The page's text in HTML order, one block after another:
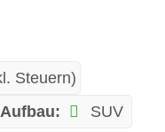
Steuern)
Aufbau:
SUV